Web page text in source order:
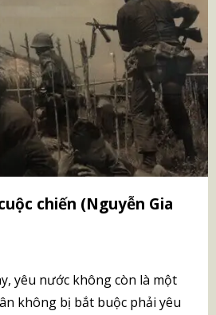
chiến (Nguyễn Gia
yêu nước không còn là một
không bị bắt buộc phải yêu